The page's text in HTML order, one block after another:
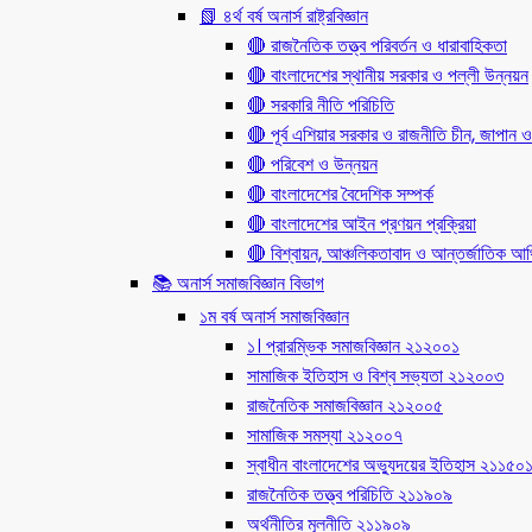
📗 ৪র্থ বর্ষ অনার্স রাষ্ট্রবিজ্ঞান
🔴 রাজনৈতিক তত্ত্ব পরিবর্তন ও ধারাবাহিকতা
🔴 বাংলাদেশের স্থানীয় সরকার ও পল্লী উন্নয়ন
🔴 সরকারি নীতি পরিচিতি
🔴 পূর্ব এশিয়ার সরকার ও রাজনীতি চীন, জাপান
🔴 পরিবেশ ও উন্নয়ন
🔴 বাংলাদেশের বৈদেশিক সম্পর্ক
🔴 বাংলাদেশের আইন প্রণয়ন প্রক্রিয়া
🔴 বিশ্বায়ন, আঞ্চলিকতাবাদ ও আন্তর্জাতিক
📚 অনার্স সমাজবিজ্ঞান বিভাগ
১ম বর্ষ অনার্স সমাজবিজ্ঞান
১। প্রারম্ভিক সমাজবিজ্ঞান ২১২০০১
সামাজিক ইতিহাস ও বিশ্ব সভ্যতা ২১২০০৩
রাজনৈতিক সমাজবিজ্ঞান ২১২০০৫
সামাজিক সমস্যা ২১২০০৭
স্বাধীন বাংলাদেশের অভ্যুদয়ের ইতিহাস ২১১৫০১
রাজনৈতিক তত্ত্ব পরিচিতি ২১১৯০৯
অর্থনীতির মূলনীতি ২১১৯০৯